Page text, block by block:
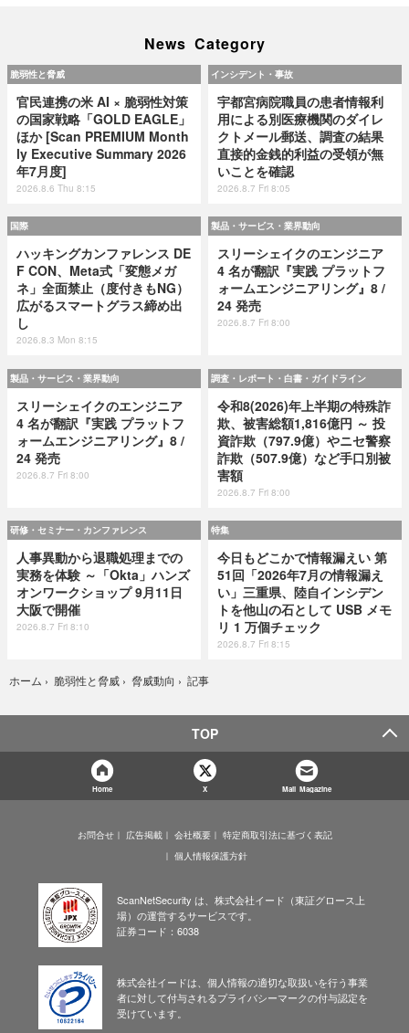
News Category
脆弱性と脅威
官民連携の米 AI × 脆弱性対策
の国家戦略「GOLD EAGLE」
ほか [Scan PREMIUM Month
ly Executive Summary 2026
年7月度]
2026.8.6 Thu 8:15
インシデント・事故
宇都宮病院職員の患者情報利
用による別医療機関のダイレ
クトメール郵送、調査の結果
直接的金銭的利益の受領が無
いことを確認
2026.8.7 Fri 8:05
国際
ハッキングカンファレンス DE
F CON、Meta式「変態メガ
ネ」全面禁止（度付きもNG）
広がるスマートグラス締め出
し
2026.8.3 Mon 8:15
製品・サービス・業界動向
スリーシェイクのエンジニア
4 名が翻訳『実践 プラットフ
ォームエンジニアリング』8 /
24 発売
2026.8.7 Fri 8:00
製品・サービス・業界動向
スリーシェイクのエンジニア
4 名が翻訳『実践 プラットフ
ォームエンジニアリング』8 /
24 発売
2026.8.7 Fri 8:00
調査・レポート・白書・ガイドライン
令和8(2026)年上半期の特殊詐
欺、被害総額1,816億円 ～ 投
資詐欺（797.9億）やニセ警察
詐欺（507.9億）など手口別被
害額
2026.8.7 Fri 8:00
研修・セミナー・カンファレンス
人事異動から退職処理までの
実務を体験 ～「Okta」ハンズ
オンワークショップ 9月11日
大阪で開催
2026.8.7 Fri 8:10
特集
今日もどこかで情報漏えい 第
51回「2026年7月の情報漏え
い」三重県、陸自インシデン
トを他山の石として USB メモ
リ 1 万個チェック
2026.8.7 Fri 8:15
ホーム › 脆弱性と脅威 › 脅威動向 › 記事
TOP
Home X Mail Magazine
お問合せ 広告掲載 会社概要
特定商取引法に基づく表記
個人情報保護方針
ScanNetSecurity は、株式会社イード（東証グロース上
場）の運営するサービスです。
証券コード：6038
株式会社イードは、個人情報の適切な取扱いを行う事業
者に対して付与されるプライバシーマークの付与認定を
受けています。